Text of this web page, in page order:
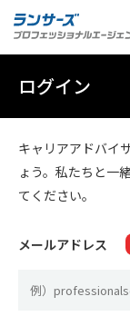
ログイン
キャリアアドバイ
ょう。私たちと一
てください。
メールアドレス